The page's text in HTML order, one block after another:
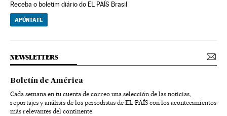
Receba o boletim diário do EL PAÍS Brasil
APÚNTATE
NEWSLETTERS
Boletín de América
Cada semana en tu cuenta de correo una selección de las noticias,
reportajes y análisis de los periodistas de EL PAÍS con los acontecimientos
más relevantes del continente.